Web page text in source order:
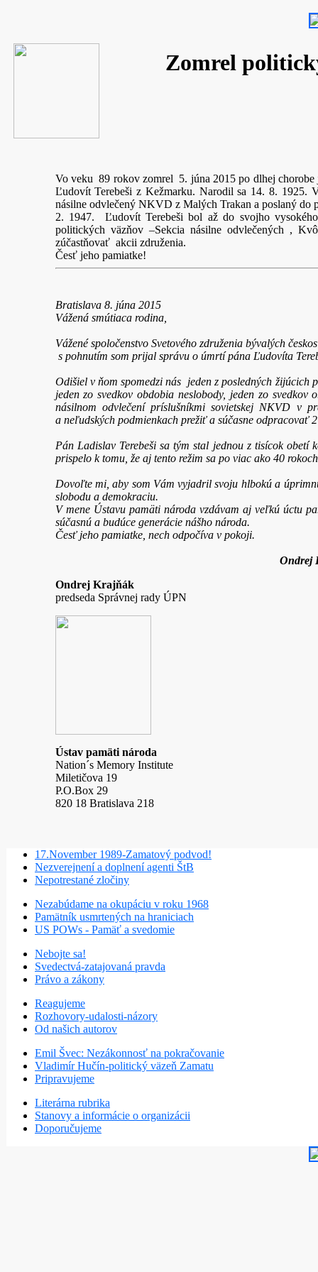
Zomrel
Vo veku 89 rokov zomrel 5. júna 2015 po dlhej
Ľudovít Terebeši z Kežmarku. Narodil sa 14. 8.
násilne odvlečený NKVD z Malých Trakan a poslaný do
2. 1947. Ľudovít Terebeši bol až do svojho
politických väzňov –Sekcia násilne odvlečených ,
zúčastňovať akcii združenia.
Česť jeho pamiatke!
Bratislava 8. júna 2015
Vážená smútiaca rodina,
Vážené spoločenstvo Svetového združenia bývalých
s pohnutím som prijal správu o úmrtí pána Ľudovíta
Odišiel v ňom spomedzi nás jeden z posledných žijúcich
jeden zo svedkov obdobia neslobody, jeden zo
násilnom odvlečení príslušníkmi sovietskej NKVD v
a neľudských podmienkach prežiť a súčasne odpracovať
Pán Ladislav Terebeši sa tým stal jednou z tisícok obetí
prispelo k tomu, že aj tento režim sa po viac ako 40
Dovoľte mi, aby som Vám vyjadril svoju hlbokú a
slobodu a demokraciu.
V mene Ústavu pamäti národa vzdávam aj veľkú úctu
súčasnú a budúce generácie nášho národa.
Česť jeho pamiatke, nech odpočíva v pokoji.
Ondrej Krajňák
Ondrej Krajňák
predseda Správnej rady ÚPN
Ústav pamäti národa
Nation´s Memory Institute
Miletičova 19
P.O.Box 29
820 18 Bratislava 218
17.November 1989-Zamatový podvod!
Nezverejnení a doplnení agenti ŠtB
Nepotrestané zločiny
Nezabúdame na okupáciu v roku 1968
Pamätník usmrtených na hraniciach
US POWs - Pamäť a svedomie
Nebojte sa!
Svedectvá-zatajovaná pravda
Právo a zákony
Reagujeme
Rozhovory-udalosti-názory
Od našich autorov
Emil Švec: Nezákonnosť na pokračovanie
Vladimír Hučín-politický väzeň Zamatu
Pripravujeme
Literárna rubrika
Stanovy a informácie o organizácii
Doporučujeme